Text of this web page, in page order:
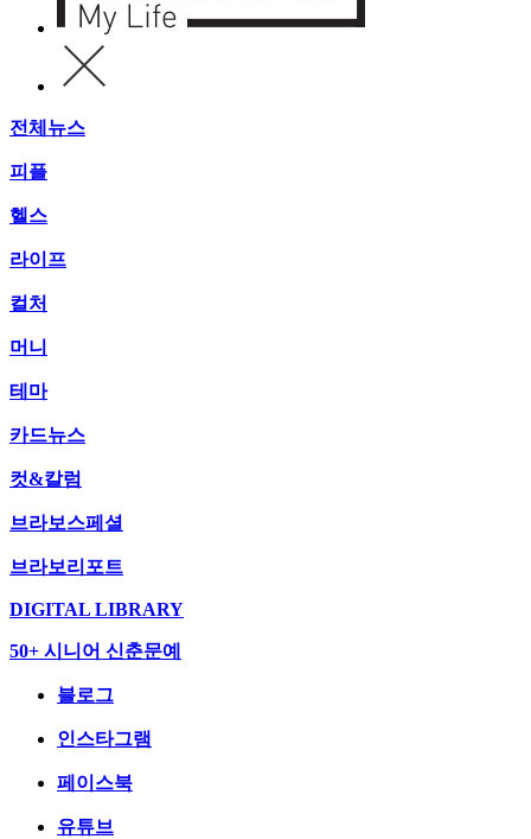
전체뉴스
피플
헬스
라이프
컬처
머니
테마
카드뉴스
컷&칼럼
브라보스페셜
브라보리포트
DIGITAL LIBRARY
50+ 시니어 신춘문예
블로그
인스타그램
페이스북
유튜브